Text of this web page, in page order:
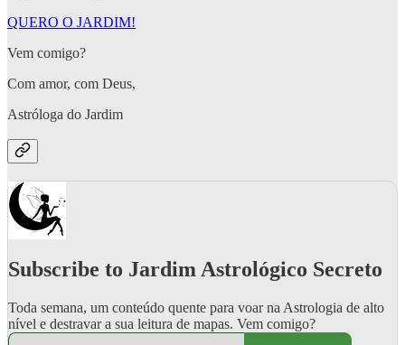
QUERO O JARDIM!
Vem comigo?
Com amor, com Deus,
Astróloga do Jardim
Subscribe to Jardim Astrológico Secreto
Toda semana, um conteúdo quente para voar na Astrologia de alto
nível e destravar a sua leitura de mapas. Vem comigo?